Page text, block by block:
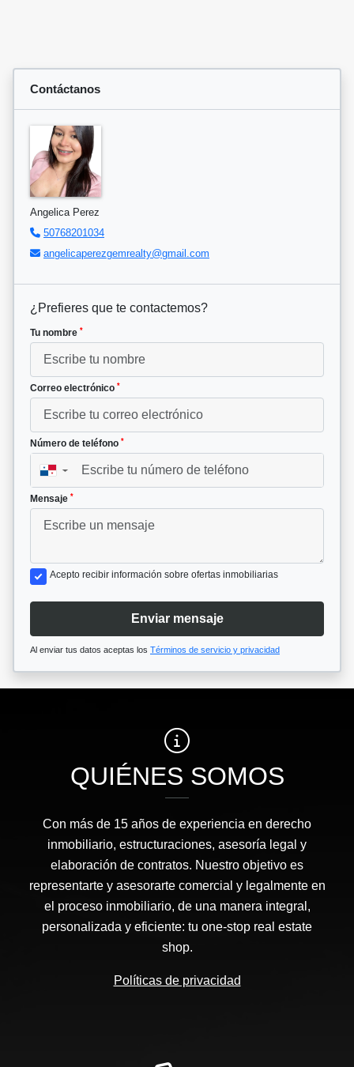
Contáctanos
Angelica Perez
50768201034
angelicaperezgemrealty@gmail.com
¿Prefieres que te contactemos?
Tu nombre *
Correo electrónico *
Número de teléfono *
▼
Mensaje *
Acepto recibir información sobre ofertas inmobiliarias
Enviar mensaje
Al enviar tus datos aceptas los Términos de servicio y privacidad
QUIÉNES SOMOS
Con más de 15 años de experiencia en derecho
inmobiliario, estructuraciones, asesoría legal y
elaboración de contratos. Nuestro objetivo es
representarte y asesorarte comercial y legalmente en
el proceso inmobiliario, de una manera integral,
personalizada y eficiente: tu one-stop real estate
shop.
Políticas de privacidad